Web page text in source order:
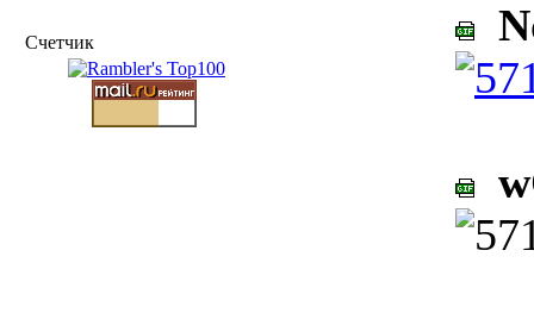
Счетчик